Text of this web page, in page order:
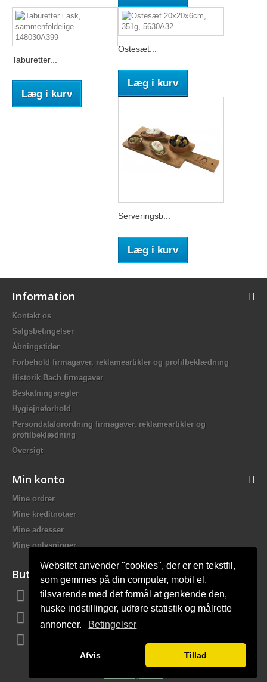
Websitet anvender "cookies", der er en tekstfil,
som gemmes på din computer, mobil el.
tilsvarende med det formål at genkende den,
huske indstillinger, udføre statistik og målrette
annoncer.
Betingelser
Afvis Tillad
Taburetter...
Læg i kurv
Ostesæt...
Læg i kurv
Serveringsb...
Læg i kurv
Information
Kontakt os
Salgsbetingelser
Åbningstider
Forbehold firmagaver, reklameartikler og profilbeklædning
Historik Bach firmagaver
Beskatningsregler
Hygiejneforhold
Persondataforordning firmagaver, reklameartikler og
profilbeklædning
Oversigt
Min konto
Mine ordrer
Mine kreditnotaer
Mine adresser
Mine oplysninger
Butiksinformation
Bach Promotion, Trafikskolevej 2 7400 Herning Danmark
81 44 12 12